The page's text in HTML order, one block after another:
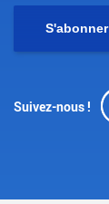
Suivez-nous !